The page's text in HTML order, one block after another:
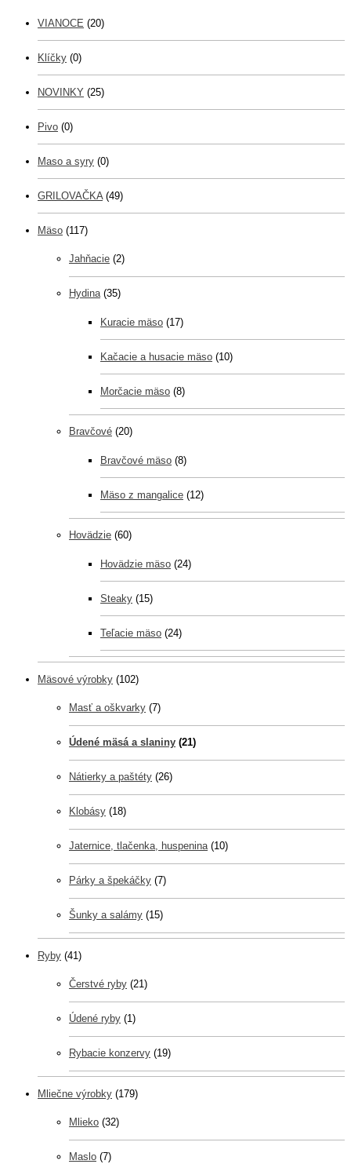
VIANOCE (20)
Klíčky (0)
NOVINKY (25)
Pivo (0)
Maso a syry (0)
GRILOVAČKA (49)
Mäso (117)
Jahňacie (2)
Hydina (35)
Kuracie mäso (17)
Kačacie a husacie mäso (10)
Morčacie mäso (8)
Bravčové (20)
Bravčové mäso (8)
Mäso z mangalice (12)
Hovädzie (60)
Hovädzie mäso (24)
Steaky (15)
Teľacie mäso (24)
Mäsové výrobky (102)
Masť a oškvarky (7)
Údené mäsá a slaniny (21)
Nátierky a paštéty (26)
Klobásy (18)
Jaternice, tlačenka, huspenina (10)
Párky a špekáčky (7)
Šunky a salámy (15)
Ryby (41)
Čerstvé ryby (21)
Údené ryby (1)
Rybacie konzervy (19)
Mliečne výrobky (179)
Mlieko (32)
Maslo (7)